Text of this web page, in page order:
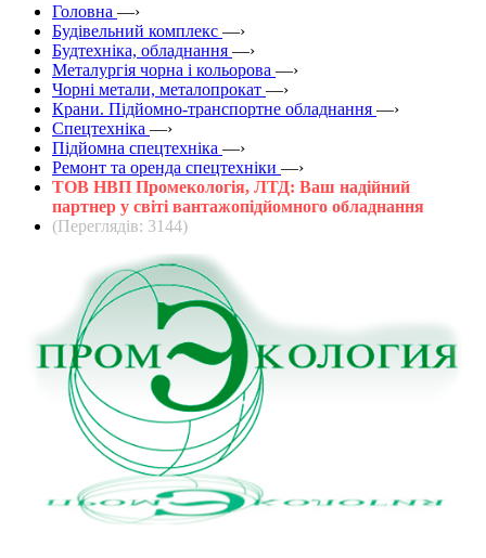
Головна —›
Будівельний комплекс —›
Будтехніка, обладнання —›
Металургія чорна і кольорова —›
Чорні метали, металопрокат —›
Крани. Підйомно-транспортне обладнання —›
Спецтехніка —›
Підйомна спецтехніка —›
Ремонт та оренда спецтехніки —›
ТОВ НВП Промекологія, ЛТД: Ваш надійний
партнер у світі вантажопідйомного обладнання
(Переглядів: 3144)